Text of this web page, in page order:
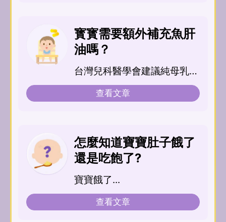
寳寳需要額外補充魚肝
油嗎？
台灣兒科醫學會建議純母乳哺
育或部分母乳哺育的寶寶，從
新生兒開始每天給予...
查看文章
怎麼知道寶寶肚子餓了
還是吃飽了?
寶寶餓了...
查看文章